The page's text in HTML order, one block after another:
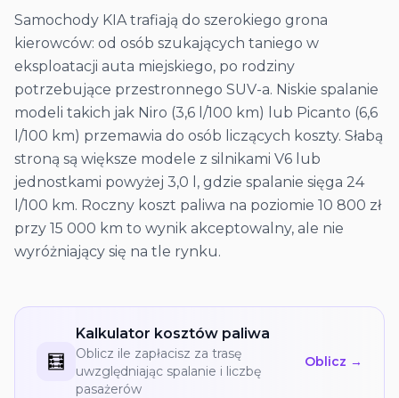
Samochody KIA trafiają do szerokiego grona
kierowców: od osób szukających taniego w
eksploatacji auta miejskiego, po rodziny
potrzebujące przestronnego SUV-a. Niskie spalanie
modeli takich jak Niro (3,6 l/100 km) lub Picanto (6,6
l/100 km) przemawia do osób liczących koszty. Słabą
stroną są większe modele z silnikami V6 lub
jednostkami powyżej 3,0 l, gdzie spalanie sięga 24
l/100 km. Roczny koszt paliwa na poziomie 10 800 zł
przy 15 000 km to wynik akceptowalny, ale nie
wyróżniający się na tle rynku.
🧮
Kalkulator kosztów paliwa
Oblicz ile zapłacisz za trasę
uwzględniając spalanie i liczbę
pasażerów
Oblicz →